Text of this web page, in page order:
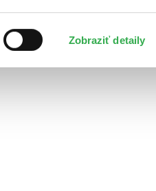
Zobraziť detaily